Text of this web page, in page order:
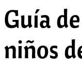
Guía
niños